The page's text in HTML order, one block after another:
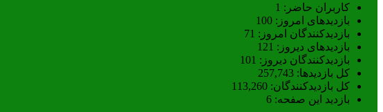
کاربران حاضر: 1
بازدیدهای امروز: 100
بازدیدکنندگان امروز: 71
بازدیدهای دیروز: 121
بازدیدکنندگان دیروز: 101
کل بازدیدها: 257,743
کل بازدیدکنند‌گان: 113,260
بازدید این صفحه: 6